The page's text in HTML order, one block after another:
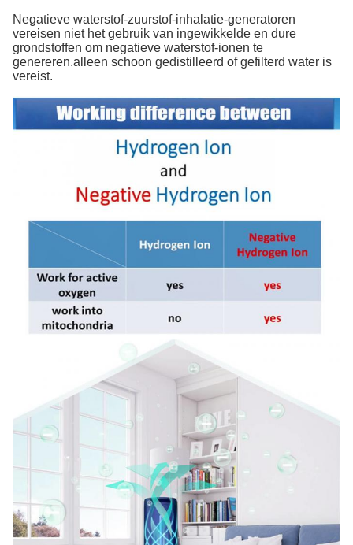
Negatieve waterstof-zuurstof-inhalatie-generatoren
vereisen niet het gebruik van ingewikkelde en dure
grondstoffen om negatieve waterstof-ionen te
genereren.alleen schoon gedistilleerd of gefilterd water is
vereist.